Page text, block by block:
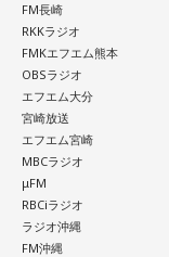
FM長崎
RKKラジオ
FMKエフエム熊本
OBSラジオ
エフエム大分
宮崎放送
エフエム宮崎
MBCラジオ
μFM
RBCiラジオ
ラジオ沖縄
FM沖縄